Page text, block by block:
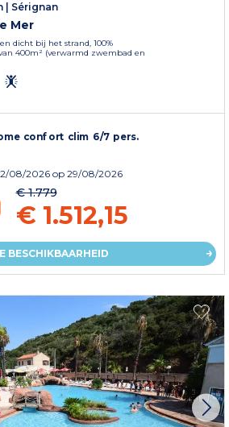
Sérignan
Mer
dicht bij het strand, 100%
400m² (verwarmd zwembad en
confort clim 6/7 pers.
08/2026 op 29/08/2026
€ 1.779
€ 1.512,15
BESCHIKBAARHEID